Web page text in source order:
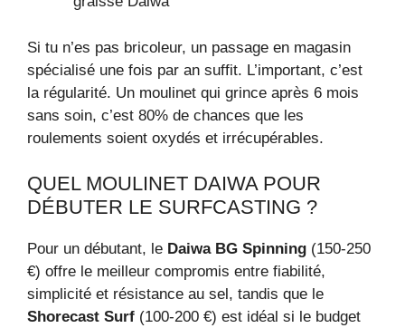
Si tu n’es pas bricoleur, un passage en magasin
spécialisé une fois par an suffit. L’important, c’est
la régularité. Un moulinet qui grince après 6 mois
sans soin, c’est 80% de chances que les
roulements soient oxydés et irrécupérables.
QUEL MOULINET DAIWA POUR
DÉBUTER LE SURFCASTING ?
Pour un débutant, le Daiwa BG Spinning (150-250
€) offre le meilleur compromis entre fiabilité,
simplicité et résistance au sel, tandis que le
Shorecast Surf (100-200 €) est idéal si le budget